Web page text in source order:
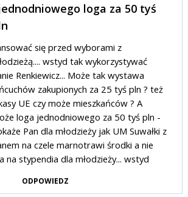
loga za 50 tyś
się przed wyborami z
wstyd tak wykorzystywać
Renkiewicz... Może tak wystawa
zakupionych za 25 tyś pln ? też
UE czy może mieszkańców ? A
loga jednodniowego za 50 tyś pln -
Pan dla młodzieży jak UM Suwałki z
na czele marnotrawi środki a nie
na stypendia dla młodzieży... wstyd
ODPOWIEDZ